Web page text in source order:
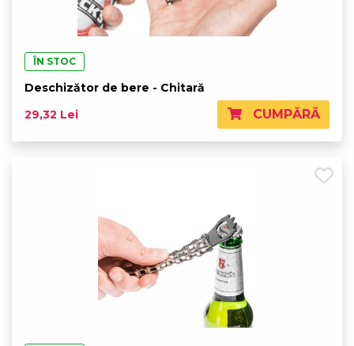
ÎN STOC
Deschizător de bere - Chitară
29,32 Lei
CUMPĂRĂ